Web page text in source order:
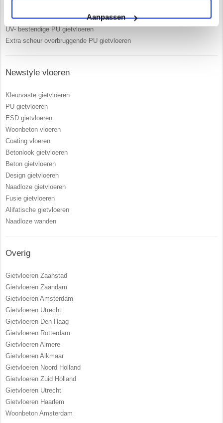
Aanpassen
Vrijblijvend advies in onze 250 m2 showroom
UV- bestendige PU gietvloeren
Extra scheur overbruggende PU gietvloeren
Newstyle vloeren
Kleurvaste gietvloeren
PU gietvloeren
ESD gietvloeren
Woonbeton vloeren
Coating vloeren
Betonlook gietvloeren
Beton gietvloeren
Design gietvloeren
Naadloze gietvloeren
Fusie gietvloeren
Alifatische gietvloeren
Naadloze wanden
Overig
Gietvloeren Zaanstad
Gietvloeren Zaandam
Gietvloeren Amsterdam
Gietvloeren Utrecht
Gietvloeren Den Haag
Gietvloeren Rotterdam
Gietvloeren Almere
Gietvloeren Alkmaar
Gietvloeren Noord Holland
Gietvloeren Zuid Holland
Gietvloeren Utrecht
Gietvloeren Haarlem
Woonbeton Amsterdam